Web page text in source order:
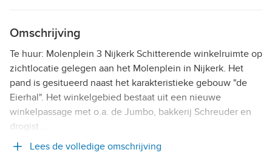
Omschrijving
Te huur: Molenplein 3 Nijkerk Schitterende winkelruimte op
zichtlocatie gelegen aan het Molenplein in Nijkerk. Het
pand is gesitueerd naast het karakteristieke gebouw "de
Eierhal". Het winkelgebied bestaat uit een nieuwe
winkelpassage met o.a. de Jumbo, bakkerij Schreuder en
drogist …
Lees de volledige omschrijving